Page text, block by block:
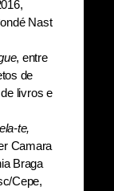
Nast
, entre
de
livros e
te,
Camara
Braga
Cepe,